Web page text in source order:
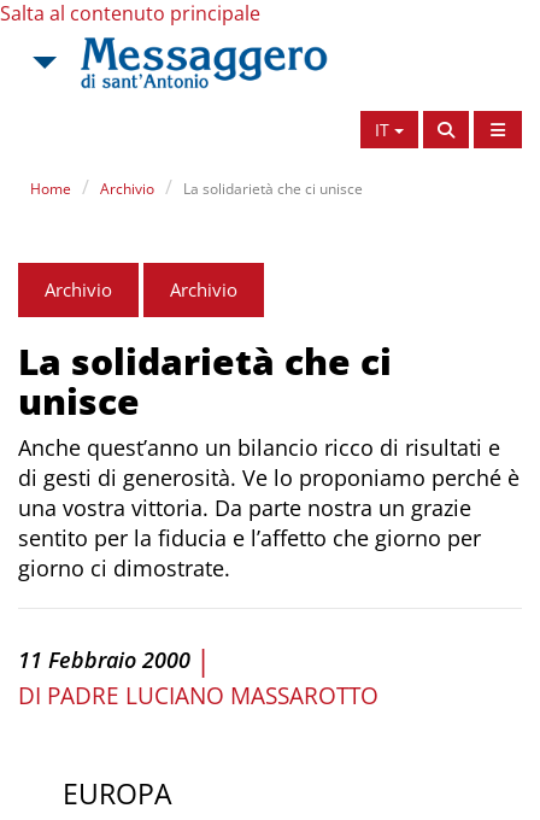
Salta al contenuto principale
IT
Home Archivio La solidarietà che ci unisce
Archivio Archivio
La solidarietà che ci
unisce
Anche quest’anno un bilancio ricco di risultati e
di gesti di generosità. Ve lo proponiamo perché è
una vostra vittoria. Da parte nostra un grazie
sentito per la fiducia e l’affetto che giorno per
giorno ci dimostrate.
11 Febbraio 2000 |
DI PADRE LUCIANO MASSAROTTO
EUROPA